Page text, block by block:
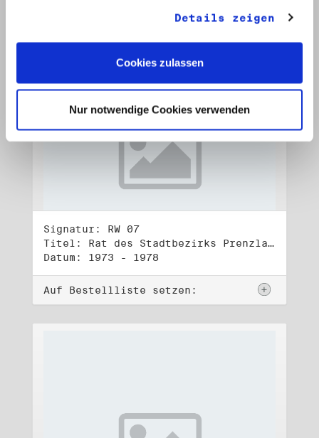
Details zeigen
Cookies zulassen
Nur notwendige Cookies verwenden
Signatur: RW 07
Titel: Rat des Stadtbezirks Prenzlauer Berg in Berlin
Datum: 1973 - 1978
Auf Bestellliste setzen: